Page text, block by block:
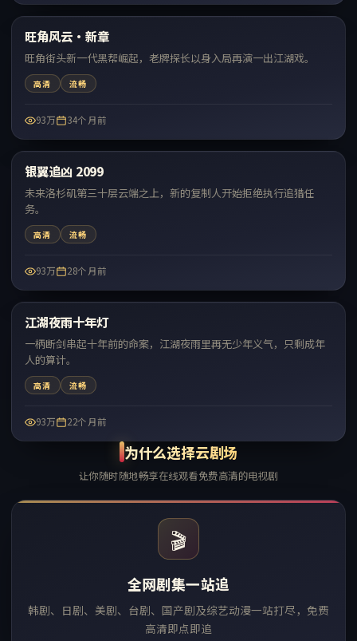
热门
旺角风云·新章
旺角街头新一代黑帮崛起，老牌探长以身入局再演一出江湖戏。
高清 流畅
93万 34个月前
热门
银翼追凶 2099
未来洛杉矶第三十层云端之上，新的复制人开始拒绝执行追猎任
务。
高清 流畅
93万 28个月前
热门
江湖夜雨十年灯
一柄断剑串起十年前的命案，江湖夜雨里再无少年义气，只剩成年
人的算计。
高清 流畅
93万 22个月前
为什么选择云剧场
让你随时随地畅享在线观看免费高清的电视剧
🎬
全网剧集一站追
韩剧、日剧、美剧、台剧、国产剧及综艺动漫一站打尽，免费
高清即点即追